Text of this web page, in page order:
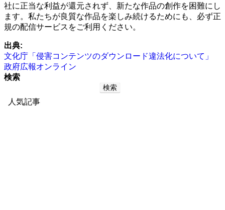
社に正当な利益が還元されず、新たな作品の創作を困難にし
ます。私たちが良質な作品を楽しみ続けるためにも、必ず正
規の配信サービスをご利用ください。
出典:
文化庁「侵害コンテンツのダウンロード違法化について」
政府広報オンライン
検索
検索
人気記事